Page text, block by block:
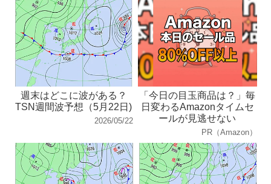
週末はどこに波がある？
TSN週間波予想（5月22日)
2026/05/22
「今日の目玉商品は？」毎
日変わるAmazonタイムセ
ールが見逃せない
PR（Amazon）